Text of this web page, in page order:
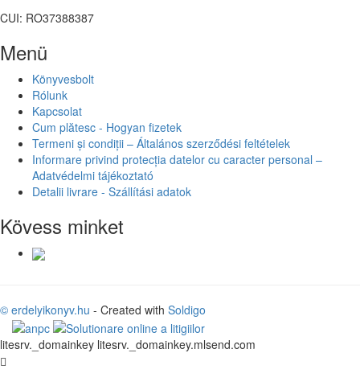
CUI: RO37388387
Menü
Könyvesbolt
Rólunk
Kapcsolat
Cum plătesc - Hogyan fizetek
Termeni și condiții – Általános szerződési feltételek
Informare privind protecția datelor cu caracter personal –
Adatvédelmi tájékoztató
Detalii livrare - Szállítási adatok
Kövess minket
© erdelyikonyv.hu - Created with Soldigo
litesrv._domainkey litesrv._domainkey.mlsend.com